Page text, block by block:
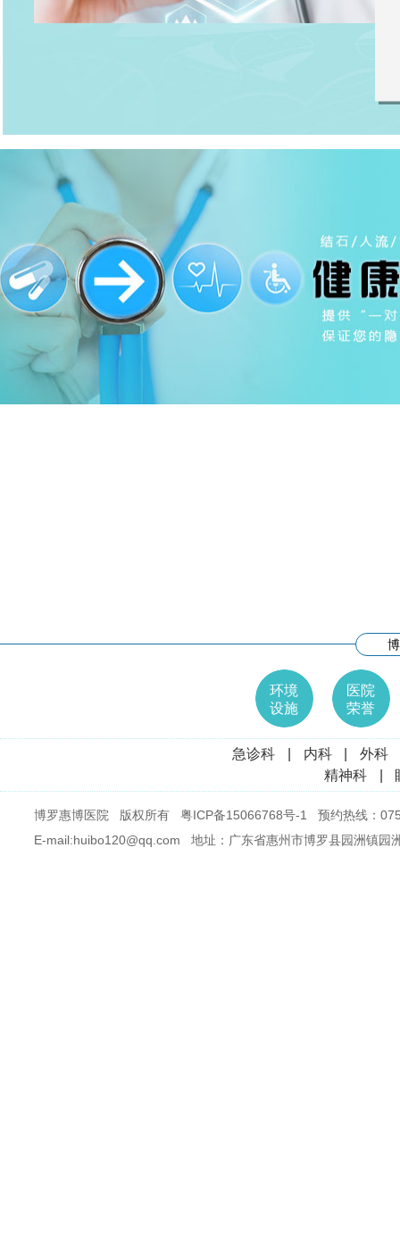
环境
设施
医院
荣誉
急诊科 内科 外科
精神科
博罗惠博医院 版权所有 粤ICP备15066768号-1
预约热线：
E-mail:huibo120@qq.com 地址：广东省惠州市博罗县园洲镇